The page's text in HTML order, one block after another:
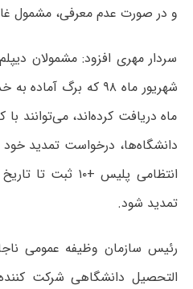
و در صورت عدم معرفی، مشمول
سردار مهری افزود: مشمولان
شهریور ماه ۹۸ که برگ
ماه دریافت کرده‌اند، می‌توانند
دانشگاه‌ها، درخواست تمدید خود
انتظامی پلیس +۱۰
تمدید شود.
رئیس سازمان وظیفه عمومی
التحصیل دانشگاهی شرکت